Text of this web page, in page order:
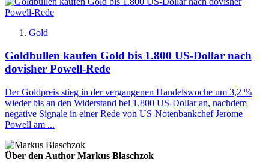
Gold
Goldbullen kaufen Gold bis 1.800 US-Dollar nach
dovisher Powell-Rede
Der Goldpreis stieg in der vergangenen Handelswoche um 3,2 %
wieder bis an den Widerstand bei 1.800 US-Dollar an, nachdem
negative Signale in einer Rede von US-Notenbankchef Jerome
Powell am ...
Über den Author Markus Blaschzok